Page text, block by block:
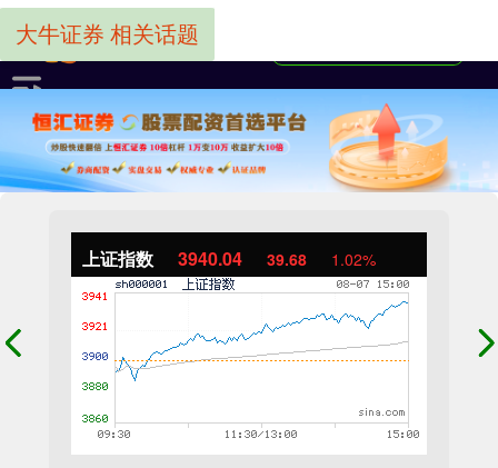
上证指数 3940.04 39.68 1.02%
大牛证券 相关话题